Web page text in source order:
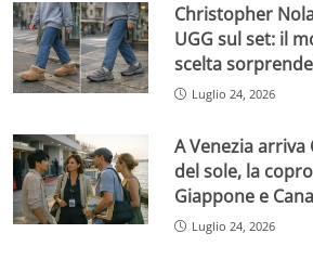
Christopher
UGG sul set: il
scelta
Luglio 24, 2026
A Venezia
del sole, la
Giappone e
Luglio 24, 2026